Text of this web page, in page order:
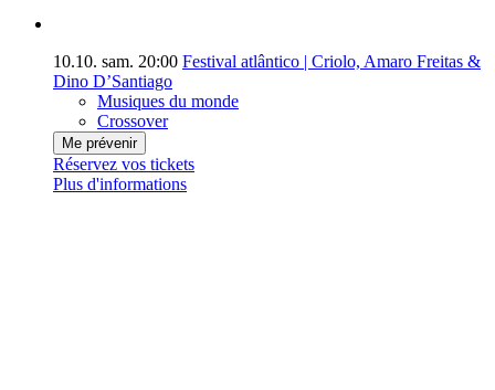
10.10. sam. 20:00 Festival atlântico | Criolo, Amaro Freitas &
Dino D’Santiago
Musiques du monde
Crossover
Me prévenir
Réservez vos tickets
Plus d'informations